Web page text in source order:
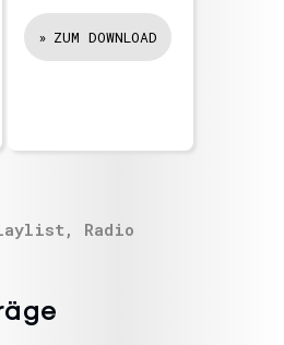
ZUM DOWNLOAD
, Radio